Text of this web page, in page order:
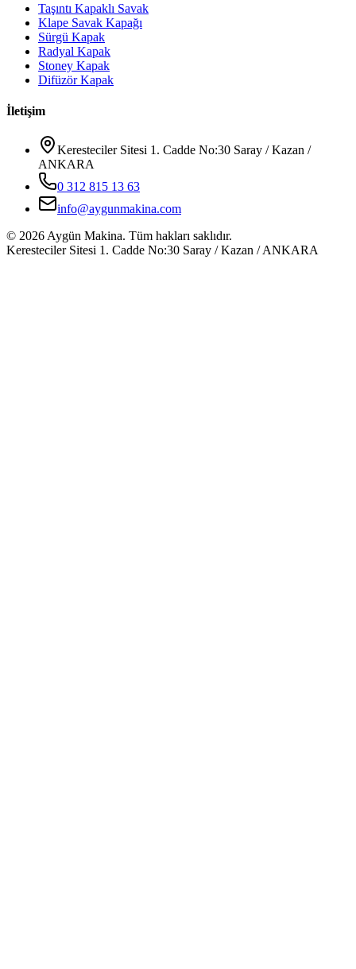
Taşıntı Kapaklı Savak
Klape Savak Kapağı
Sürgü Kapak
Radyal Kapak
Stoney Kapak
Difüzör Kapak
İletişim
Keresteciler Sitesi 1. Cadde No:30 Saray / Kazan /
ANKARA
0 312 815 13 63
info@aygunmakina.com
© 2026Aygün Makina. Tüm hakları saklıdır.
Keresteciler Sitesi 1. Cadde No:30 Saray / Kazan / ANKARA